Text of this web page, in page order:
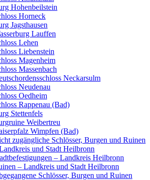
Hohenbeilstein
Horneck
Jagsthausen
Lauffen
Lehen
Liebenstein
Magenheim
Massenbach
Neckarsulm
Neudenau
Oedheim
Rappenau (Bad)
Stettenfels
Weibertreu
Wimpfen (Bad)
zugängliche Schlösser, Burgen und Ruinen
und Stadt Heilbronn
– Landkreis Heilbronn
– Landkreis und Stadt Heilbronn
Schlösser, Burgen und Ruinen